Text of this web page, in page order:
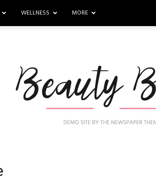
WELLNESS MORE